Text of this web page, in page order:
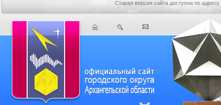
Старая версия сайта доступна по адресу